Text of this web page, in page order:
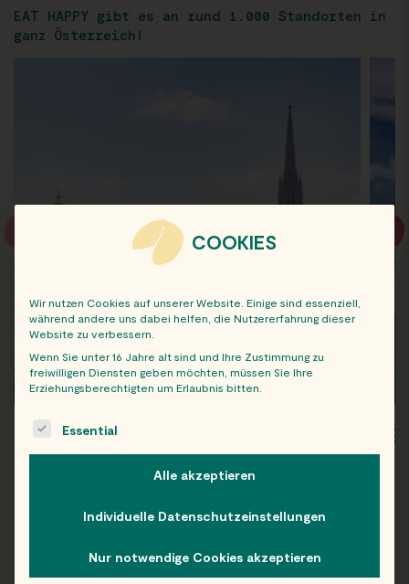
EAT HAPPY gibt es an rund 1.000 Standorten in
ganz Österreich!
WIEN
Folge uns auf Instagram!
COOKIES
Wir nutzen Cookies auf unserer Website. Einige sind essenziell,
während andere uns dabei helfen, die Nutzererfahrung dieser
Website zu verbessern.
Wenn Sie unter 16 Jahre alt sind und Ihre Zustimmung zu
freiwilligen Diensten geben möchten, müssen Sie Ihre
Erziehungsberechtigten um Erlaubnis bitten.
The following is a list of service groups for which consent
Essential
Alle akzeptieren
Individuelle Datenschutzeinstellungen
Nur notwendige Cookies akzeptieren